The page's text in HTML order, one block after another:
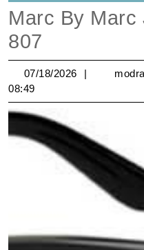
Marc By Marc
807
07/18/2026 07/18/2026
08:49